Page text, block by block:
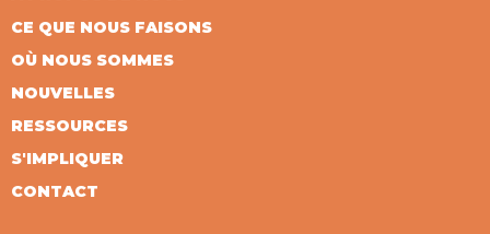
CE QUE NOUS FAISONS
OÙ NOUS SOMMES
NOUVELLES
RESSOURCES
S'IMPLIQUER
CONTACT